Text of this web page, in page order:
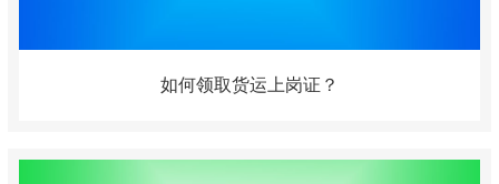
如何领取货运上岗证？